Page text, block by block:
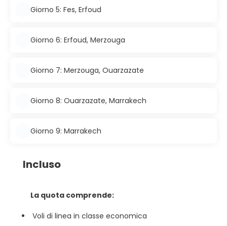
Giorno 5: Fes, Erfoud
Giorno 6: Erfoud, Merzouga
Giorno 7: Merzouga, Ouarzazate
Giorno 8: Ouarzazate, Marrakech
Giorno 9: Marrakech
Incluso
La quota comprende:
Voli di linea in classe economica